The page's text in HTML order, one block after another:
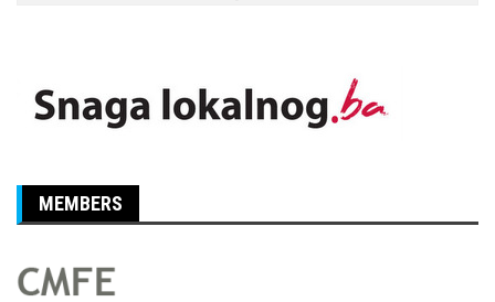
MEMBERS